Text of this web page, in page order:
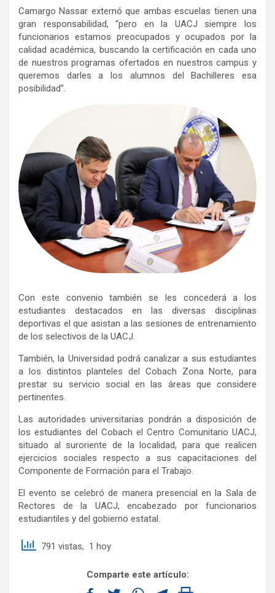
Camargo Nassar externó que ambas escuelas tienen una
gran responsabilidad, “pero en la UACJ siempre los
funcionarios estamos preocupados y ocupados por la
calidad académica, buscando la certificación en cada uno
de nuestros programas ofertados en nuestros campus y
queremos darles a los alumnos del Bachilleres esa
posibilidad”.
Con este convenio también se les concederá a los
estudiantes destacados en las diversas disciplinas
deportivas el que asistan a las sesiones de entrenamiento
de los selectivos de la UACJ.
También, la Universidad podrá canalizar a sus estudiantes
a los distintos planteles del Cobach Zona Norte, para
prestar su servicio social en las áreas que considere
pertinentes.
Las autoridades universitarias pondrán a disposición de
los estudiantes del Cobach el Centro Comunitario UACJ,
situado al suroriente de la localidad, para que realicen
ejercicios sociales respecto a sus capacitaciones del
Componente de Formación para el Trabajo.
El evento se celebró de manera presencial en la Sala de
Rectores de la UACJ, encabezado por funcionarios
estudiantiles y del gobierno estatal.
791 vistas, 1 hoy
Comparte este artículo: